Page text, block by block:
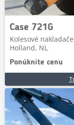
Case 721G
Kolesové
Holland, NL
Ponúknite cenu